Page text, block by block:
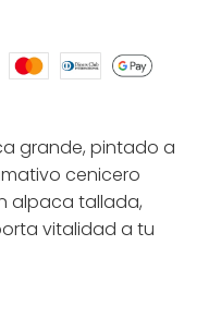
grande, pintado a
cenicero
alpaca tallada,
vitalidad a tu